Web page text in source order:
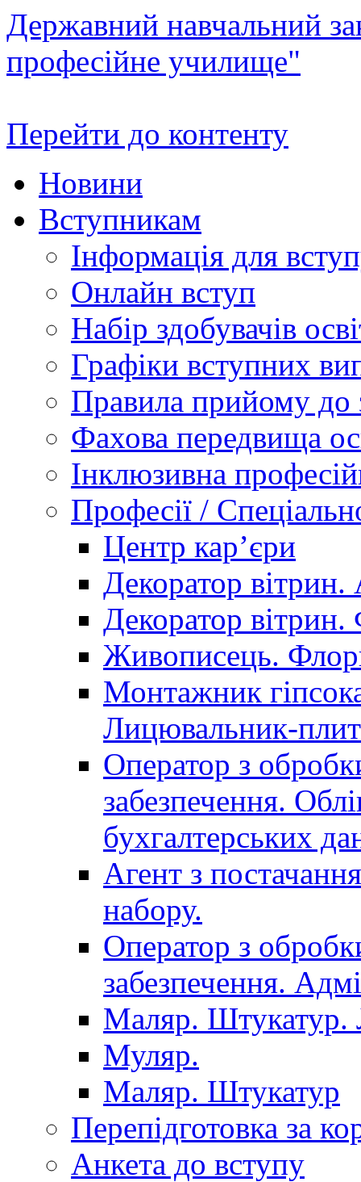
Державний навчальний
професійне училище"
Перейти до контенту
Новини
Вступникам
Інформація для
Онлайн вступ
Набір здобувачів
Графіки вступних
Правила прийому до
Фахова передвища
Інклюзивна
Професії /
Центр кар’єри
Декоратор вітрин.
Декоратор вітрин.
Живописець.
Монтажник
Лицювальник-
Оператор з
забезпечення.
бухгалтерських
Агент з
набору.
Оператор з
забезпечення.
Маляр. Штукатур.
Муляр.
Маляр. Штукатур
Перепідготовка за
Анкета до вступу